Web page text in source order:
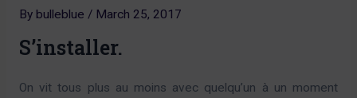
By bulleblue / March 25, 2017
S’installer.
On vit tous plus au moins avec quelqu’un à un moment